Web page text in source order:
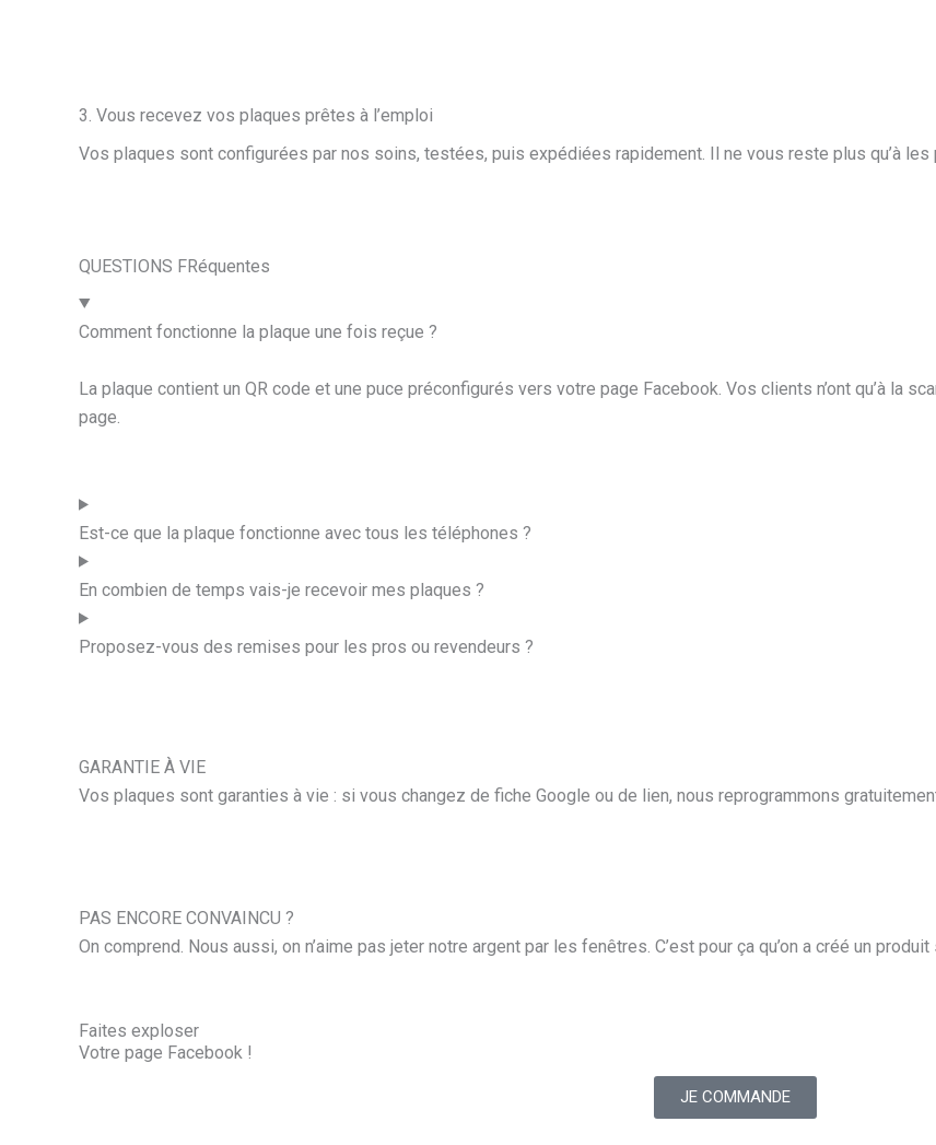
3. Vous recevez vos plaques prêtes à l’emploi
Vos plaques sont configurées par nos soins, testées, puis expédiées rapidement. Il ne vous reste plus qu’à
QUESTIONS FRéquentes
Comment fonctionne la plaque une fois reçue ?
La plaque contient un QR code et une puce préconfigurés vers votre page Facebook. Vos clients n’ont qu’à la
page.
Est-ce que la plaque fonctionne avec tous les téléphones ?
En combien de temps vais-je recevoir mes plaques ?
Proposez-vous des remises pour les pros ou revendeurs ?
GARANTIE À VIE
Vos plaques sont garanties à vie : si vous changez de fiche Google ou de lien, nous reprogrammons
PAS ENCORE CONVAINCU ?
On comprend. Nous aussi, on n’aime pas jeter notre argent par les fenêtres. C’est pour ça qu’on a créé un
Faites exploser
Votre page Facebook !
JE COMMANDE